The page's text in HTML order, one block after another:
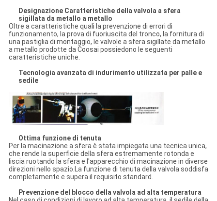
Designazione Caratteristiche della valvola a sfera
sigillata da metallo a metallo
Oltre a caratteristiche quali la prevenzione di errori di
funzionamento, la prova di fuoriuscita del tronco, la fornitura di
una pastiglia di montaggio, le valvole a sfera sigillate da metallo
a metallo prodotte da Coosai possiedono le seguenti
caratteristiche uniche.
Tecnologia avanzata di indurimento utilizzata per palle e
sedile
Ottima funzione di tenuta
Per la macinazione a sfera è stata impiegata una tecnica unica,
che rende la superficie della sfera estremamente rotonda e
liscia ruotando la sfera e l'apparecchio di macinazione in diverse
direzioni nello spazio.La funzione di tenuta della valvola soddisfa
completamente e supera il requisito standard.
Prevenzione del blocco della valvola ad alta temperatura